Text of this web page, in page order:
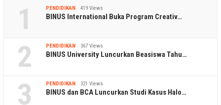
1 PENDIDIKAN 419 Views
BINUS International Buka Program Creativ…
2 PENDIDIKAN 367 Views
BINUS University Luncurkan Beasiswa Tahu…
3 PENDIDIKAN 321 Views
BINUS dan BCA Luncurkan Studi Kasus Halo…